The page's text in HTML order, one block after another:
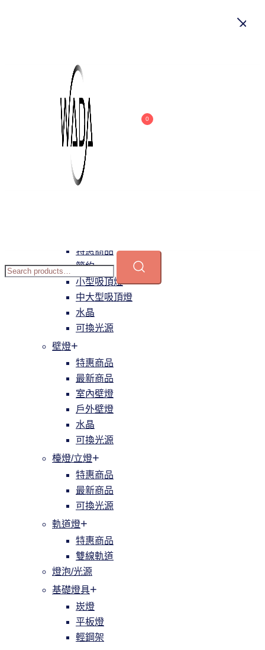
0
吊燈
特惠商品
小型吊燈
中大型吊燈
長形吊燈
特惠商品
簡約
小型吸頂燈
中大型吸頂燈
水晶
可換光源
壁燈
特惠商品
最新商品
室內壁燈
戶外壁燈
水晶
可換光源
檯燈/立燈
特惠商品
最新商品
可換光源
軌道燈
特惠商品
雙線軌道
燈泡/光源
基礎燈具
崁燈
平板燈
輕鋼架